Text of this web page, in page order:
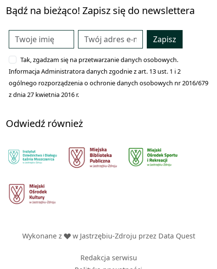
Bądź na bieżąco! Zapisz się do newslettera
Zapisz
Tak, zgadzam się na przetwarzanie danych osobowych.
Informacja Administratora danych zgodnie z art. 13 ust. 1 i 2
ogólnego rozporządzenia o ochronie danych osobowych nr 2016/679
z dnia 27 kwietnia 2016 r.
Odwiedź również
Wykonane z w Jastrzębiu-Zdroju przez Data Quest
Redakcja serwisu